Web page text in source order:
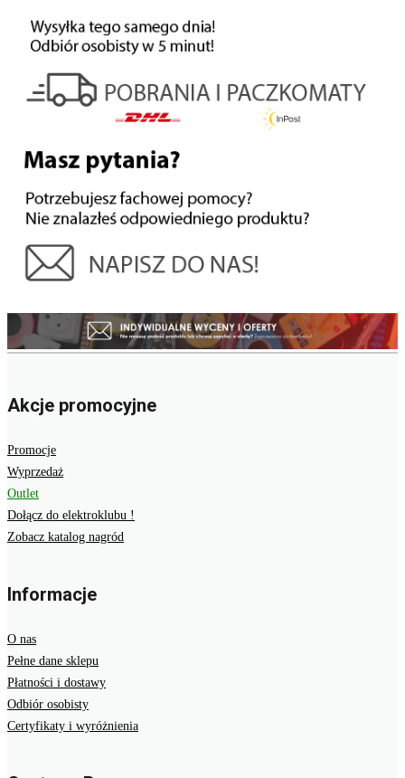
Akcje promocyjne
Promocje
Wyprzedaż
Outlet
Dołącz do elektroklubu !
Zobacz katalog nagród
Informacje
O nas
Pełne dane sklepu
Płatności i dostawy
Odbiór osobisty
Certyfikaty i wyróżnienia